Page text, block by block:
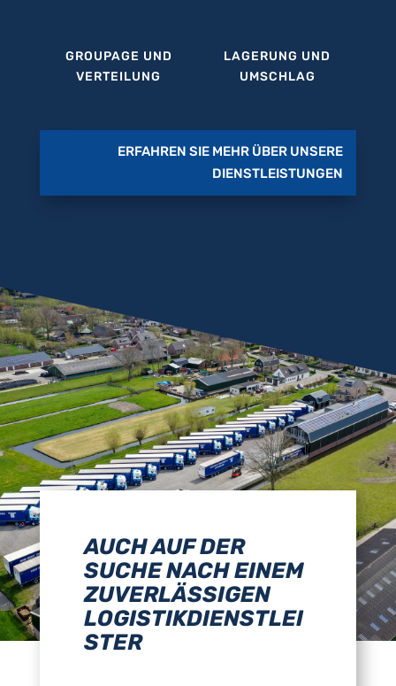
GROUPAGE UND
VERTEILUNG
LAGERUNG UND
UMSCHLAG
ERFAHREN SIE MEHR ÜBER UNSERE
DIENSTLEISTUNGEN
AUCH AUF DER
SUCHE NACH EINEM
ZUVERLÄSSIGEN
LOGISTIKDIENSTLEI
STER